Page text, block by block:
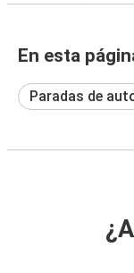
En esta
Paradas de